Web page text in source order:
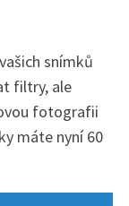
snímků
filtry, ale
fotografii
máte nyní 60